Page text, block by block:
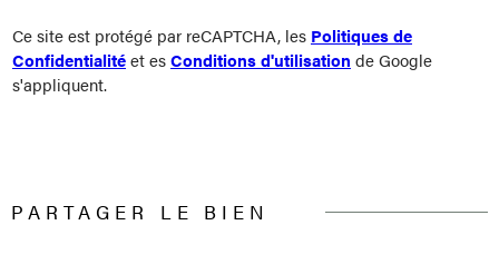
Ce site est protégé par reCAPTCHA, les Politiques de
Confidentialitéet esConditions d'utilisation de Google
s'appliquent.
PARTAGER LE BIEN